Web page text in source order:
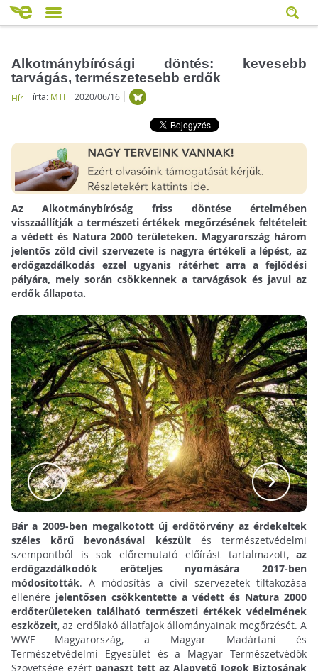
Alkotmánybírósági döntés: kevesebb
tarvágás, természetesebb erdők
Hír írta: MTI 2020/06/16
Az Alkotmánybíróság friss döntése értelmében
visszaállítják a természeti értékek megőrzésének feltételeit
a védett és Natura 2000 területeken. Magyarország három
jelentős zöld civil szervezete is nagyra értékeli a lépést, az
erdőgazdálkodás ezzel ugyanis rátérhet arra a fejlődési
pályára, mely során csökkennek a tarvágások és javul az
erdők állapota.
Bár a 2009-ben megalkotott új erdőtörvény az érdekeltek
széles körű bevonásával készültés természetvédelmi
szempontból is sok előremutató előírást tartalmazott,az
erdőgazdálkodók erőteljes nyomására 2017-ben
módosították. A módosítás a civil szervezetek tiltakozása
ellenére jelentősen csökkentette a védett és Natura 2000
erdőterületeken található természeti értékek védelmének
eszközeit, az erdőlakó állatfajok állományainak megőrzését. A
WWF Magyarország, a Magyar Madártani és
Természetvédelmi Egyesület és a Magyar Természetvédők
Szövetsége ezért panaszt tett az Alapvető Jogok Biztosának